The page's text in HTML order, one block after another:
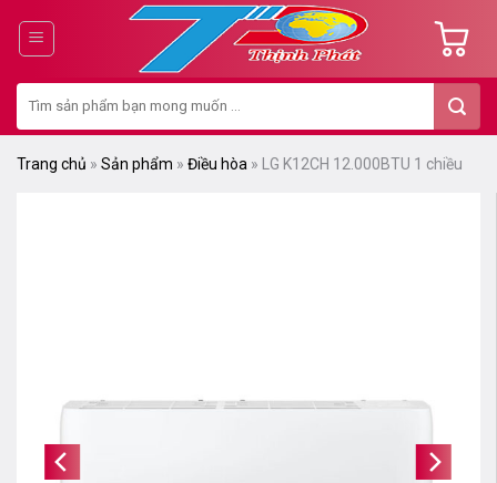
dung
kiếm:
Trang chủ » Sản phẩm » Điều hòa » LG K12CH 12.000BTU 1 chiều